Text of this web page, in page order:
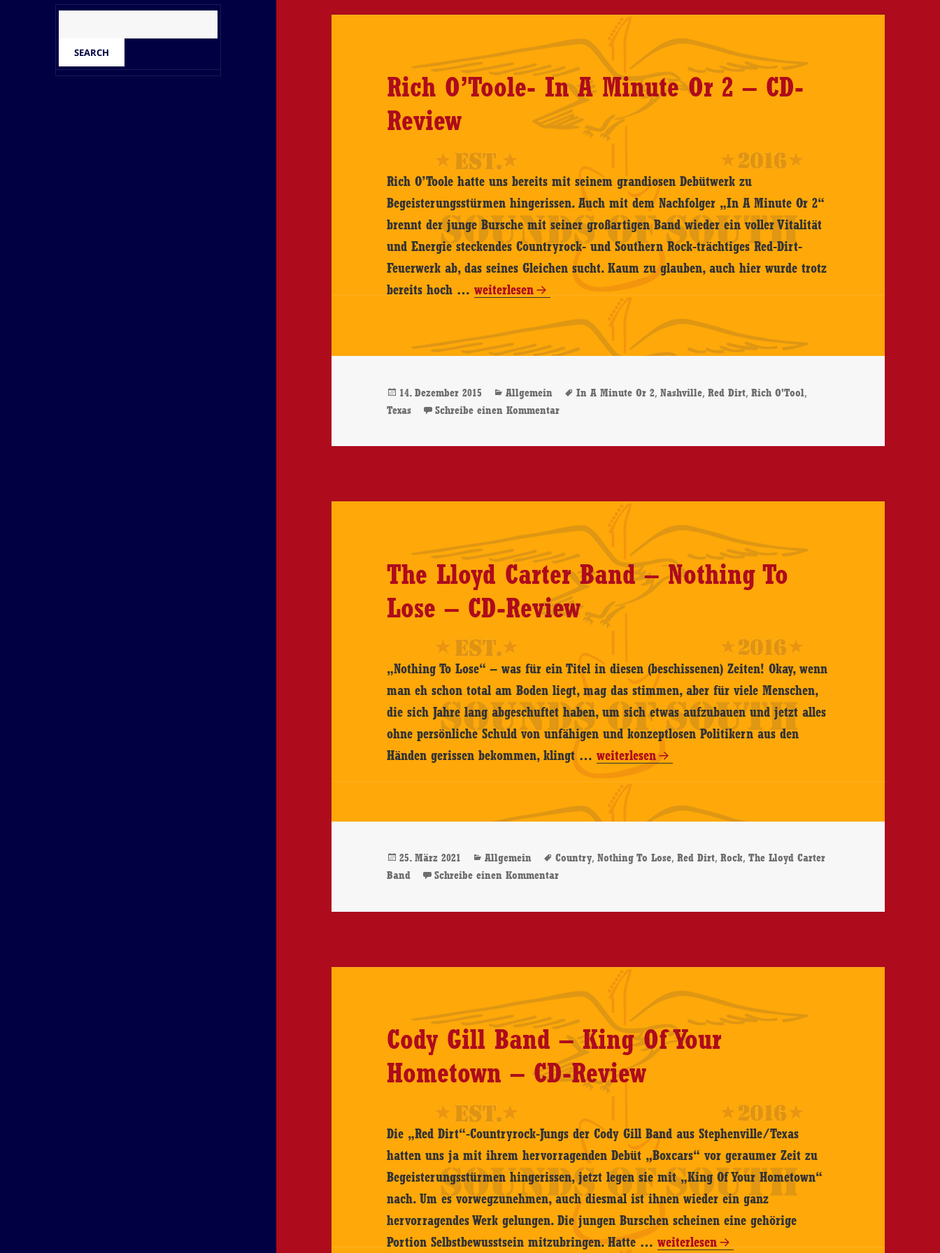
Rich O’Toole- In A Minute Or 2 – CD-
Review
Rich O’Toole hatte uns bereits mit seinem grandiosen Debütwerk zu
Begeisterungsstürmen hingerissen. Auch mit dem Nachfolger „In A Minute Or 2“
brennt der junge Bursche mit seiner großartigen Band wieder ein voller Vitalität
und Energie steckendes Countryrock- und Southern Rock-trächtiges Red-Dirt-
Feuerwerk ab, das seines Gleichen sucht. Kaum zu glauben, auch hier wurde trotz
bereits hoch …Rich
In
A
Or
2
weiterlesen
Veröffentlicht
am
14. Dezember 2015 Kategorien
Allgemein Schlagwörter
In A Minute Or 2,Nashville,Red Dirt,Rich O'Tool,
Texas Schreibe einen Kommentarzu Rich O’Toole- In A Minute Or 2 – CD-Review
The Lloyd Carter Band – Nothing To
Lose – CD-Review
„Nothing To Lose“ – was für ein Titel in diesen (beschissenen) Zeiten! Okay, wenn
man eh schon total am Boden liegt, mag das stimmen, aber für viele Menschen,
die sich Jahre lang abgeschuftet haben, um sich etwas aufzubauen und jetzt alles
ohne persönliche Schuld von unfähigen und konzeptlosen Politikern aus den
Händen gerissen bekommen, klingt …The
Carter
Band
Nothing
Review
weiterlesen
Veröffentlicht
am
25. März 2021 Kategorien
Allgemein Schlagwörter
Country,Nothing To Lose,Red Dirt,Rock,The Lloyd Carter
Band
Schreibe einen Kommentarzu The Lloyd Carter Band – Nothing To Lose – CD-Review
Cody Gill Band – King Of Your
Hometown – CD-Review
Die „Red Dirt“-Countryrock-Jungs der Cody Gill Band aus Stephenville/Texas
hatten uns ja mit ihrem hervorragenden Debüt „Boxcars“ vor geraumer Zeit zu
Begeisterungsstürmen hingerissen, jetzt legen sie mit „King Of Your Hometown“
nach. Um es vorwegzunehmen, auch diesmal ist ihnen wieder ein ganz
hervorragendes Werk gelungen. Die jungen Burschen scheinen eine gehörige
Portion Selbstbewusstsein mitzubringen. Hatte …Cody
weiterlesen